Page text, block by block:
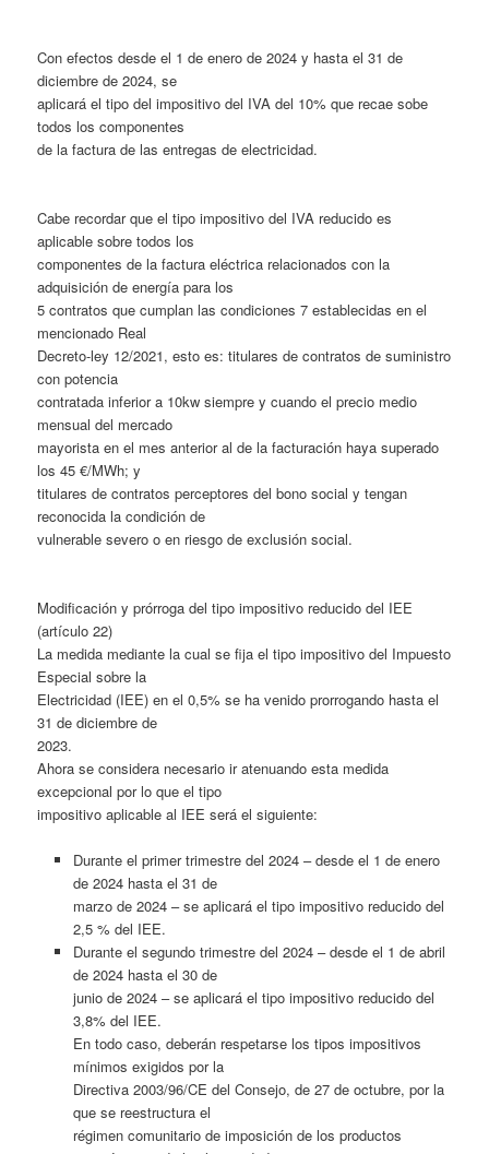
Con efectos desde el 1 de enero de 2024 y hasta el 31 de
diciembre de 2024, se
aplicará el tipo del impositivo del IVA del 10% que recae sobe
todos los componentes
de la factura de las entregas de electricidad.
Cabe recordar que el tipo impositivo del IVA reducido es
aplicable sobre todos los
componentes de la factura eléctrica relacionados con la
adquisición de energía para los
5 contratos que cumplan las condiciones 7 establecidas en el
mencionado Real
Decreto-ley 12/2021, esto es: titulares de contratos de suministro
con potencia
contratada inferior a 10kw siempre y cuando el precio medio
mensual del mercado
mayorista en el mes anterior al de la facturación haya superado
los 45 €/MWh; y
titulares de contratos perceptores del bono social y tengan
reconocida la condición de
vulnerable severo o en riesgo de exclusión social.
Modificación y prórroga del tipo impositivo reducido del IEE
(artículo 22)
La medida mediante la cual se fija el tipo impositivo del Impuesto
Especial sobre la
Electricidad (IEE) en el 0,5% se ha venido prorrogando hasta el
31 de diciembre de
2023.
Ahora se considera necesario ir atenuando esta medida
excepcional por lo que el tipo
impositivo aplicable al IEE será el siguiente:
Durante el primer trimestre del 2024 – desde el 1 de enero
de 2024 hasta el 31 de
marzo de 2024 – se aplicará el tipo impositivo reducido del
2,5 % del IEE.
Durante el segundo trimestre del 2024 – desde el 1 de abril
de 2024 hasta el 30 de
junio de 2024 – se aplicará el tipo impositivo reducido del
3,8% del IEE.
En todo caso, deberán respetarse los tipos impositivos
mínimos exigidos por la
Directiva 2003/96/CE del Consejo, de 27 de octubre, por la
que se reestructura el
régimen comunitario de imposición de los productos